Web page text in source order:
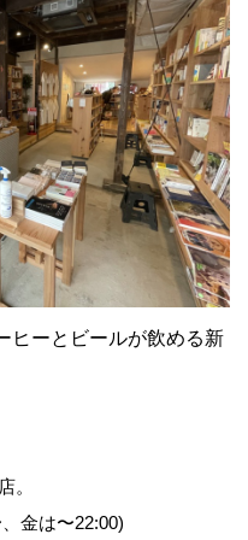
ーとビールが飲める新
。
金は〜22:00)